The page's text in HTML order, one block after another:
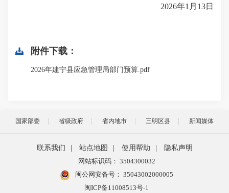
2026年1月13日
附件下载：
2026年建宁县应急管理局部门预算.pdf
国家部委 省级政府 省内地市 三明区县 新闻媒体
联系我们 站点地图 使用帮助
隐私声明
网站标识码： 3504300032
闽公网安备号： 35043002000005
闽ICP备11008513号-1